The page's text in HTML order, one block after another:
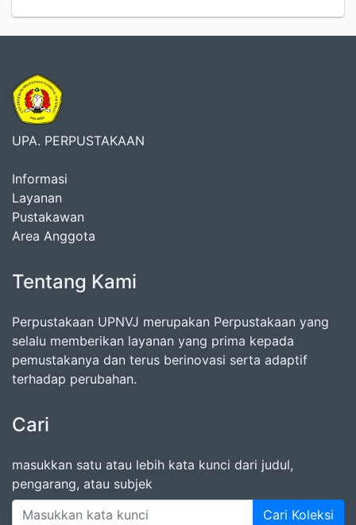
UPA. PERPUSTAKAAN
Informasi
Layanan
Pustakawan
Area Anggota
Tentang Kami
Perpustakaan UPNVJ merupakan Perpustakaan yang
selalu memberikan layanan yang prima kepada
pemustakanya dan terus berinovasi serta adaptif
terhadap perubahan.
Cari
masukkan satu atau lebih kata kunci dari judul,
pengarang, atau subjek
Cari Koleksi